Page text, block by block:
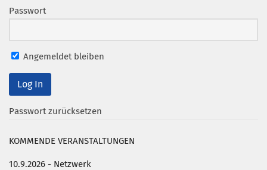
Passwort
Angemeldet bleiben
Passwort zurücksetzen
KOMMENDE VERANSTALTUNGEN
10.9.2026 - Netzwerk